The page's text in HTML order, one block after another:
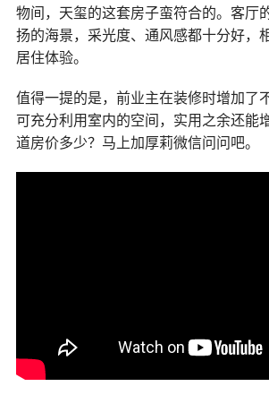
物间，天玺的这套房子蛮符合的。客厅
扬的海景，采光度、通风感都十分好，
居住体验。
值得一提的是，前业主在装修时增加了
可充分利用室内的空间，实用之余还能
道房价多少？马上加厚莉微信问问吧。